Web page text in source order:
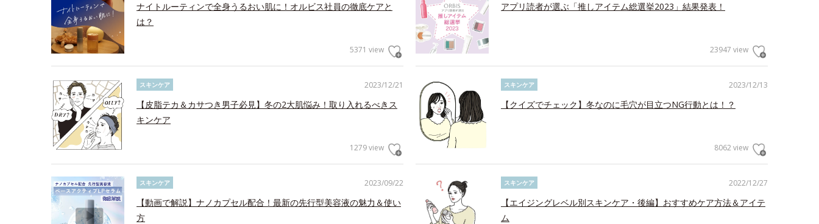
ナイトルーティンで全身うるおい肌に！オルビス社員の徹底ケアと
は？
5371 view
アプリ読者が選ぶ「推しアイテム総選挙2023」結果発表！
23947 view
2023/12/21
スキンケア
【皮脂テカ＆カサつき男子必見】冬の2大肌悩み！取り入れるべきス
キンケア
1279 view
2023/12/13
スキンケア
【クイズでチェック】冬なのに毛穴が目立つNG行動とは！？
8062 view
2023/09/22
スキンケア
【動画で解説】ナノカプセル配合！最新の先行型美容液の魅力＆使い
方
2022/12/27
スキンケア
【エイジングレベル別スキンケア・後編】おすすめケア方法＆アイテ
ム